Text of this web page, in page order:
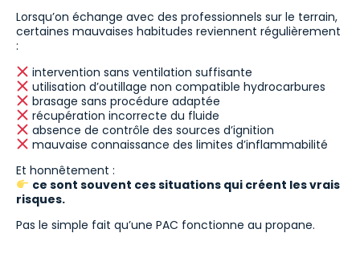
Lorsqu’on échange avec des professionnels sur le terrain,
certaines mauvaises habitudes reviennent régulièrement
:
intervention sans ventilation suffisante
utilisation d’outillage non compatible hydrocarbures
brasage sans procédure adaptée
récupération incorrecte du fluide
absence de contrôle des sources d’ignition
mauvaise connaissance des limites d’inflammabilité
Et honnêtement :
ce sont souvent ces situations qui créent les vrais
risques.
Pas le simple fait qu’une PAC fonctionne au propane.